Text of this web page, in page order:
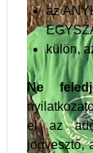
az
külön,
Ne
el az
jogvesztő,